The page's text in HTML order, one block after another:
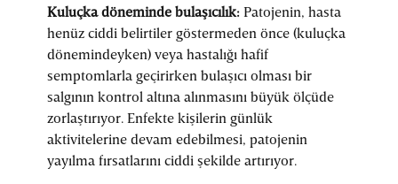
Kuluçka döneminde bulaşıcılık: Patojenin, hasta
henüz ciddi belirtiler göstermeden önce (kuluçka
dönemindeyken) veya hastalığı hafif
semptomlarla geçirirken bulaşıcı olması bir
salgının kontrol altına alınmasını büyük ölçüde
zorlaştırıyor. Enfekte kişilerin günlük
aktivitelerine devam edebilmesi, patojenin
yayılma fırsatlarını ciddi şekilde artırıyor.